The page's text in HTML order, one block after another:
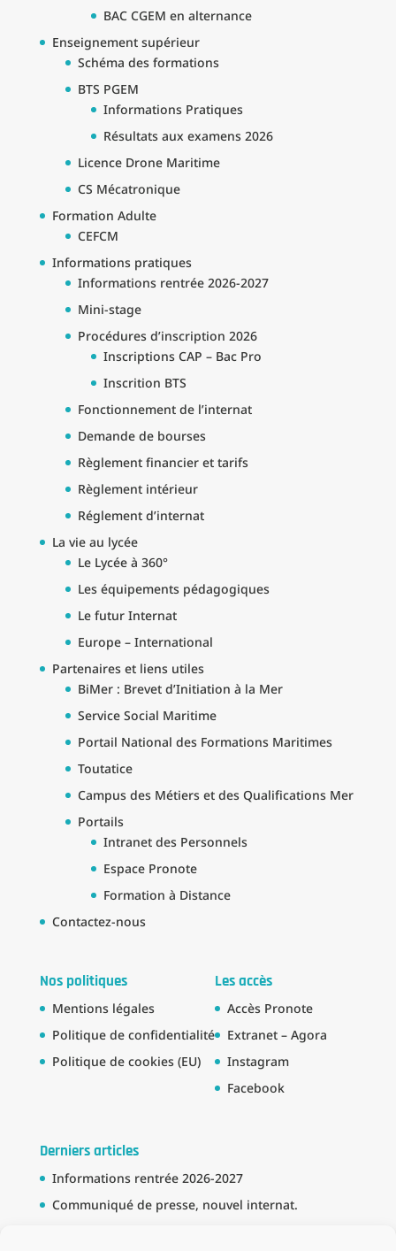
BAC CGEM en alternance
Enseignement supérieur
Schéma des formations
BTS PGEM
Informations Pratiques
Résultats aux examens 2026
Licence Drone Maritime
CS Mécatronique
Formation Adulte
CEFCM
Informations pratiques
Informations rentrée 2026-2027
Mini-stage
Procédures d’inscription 2026
Inscriptions CAP – Bac Pro
Inscrition BTS
Fonctionnement de l’internat
Demande de bourses
Règlement financier et tarifs
Règlement intérieur
Réglement d’internat
La vie au lycée
Le Lycée à 360°
Les équipements pédagogiques
Le futur Internat
Europe – International
Partenaires et liens utiles
BiMer : Brevet d’Initiation à la Mer
Service Social Maritime
Portail National des Formations Maritimes
Toutatice
Campus des Métiers et des Qualifications Mer
Portails
Intranet des Personnels
Espace Pronote
Formation à Distance
Contactez-nous
Nos politiques
Mentions légales
Politique de confidentialité
Politique de cookies (EU)
Les accès
Accès Pronote
Extranet – Agora
Instagram
Facebook
Derniers articles
Informations rentrée 2026-2027
Communiqué de presse, nouvel internat.